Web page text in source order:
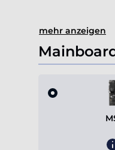
mehr anzeigen